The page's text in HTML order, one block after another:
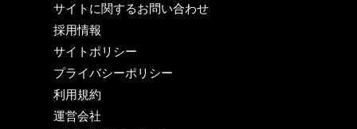
サイトに関するお問い合わせ
採用情報
サイトポリシー
プライバシーポリシー
利用規約
運営会社